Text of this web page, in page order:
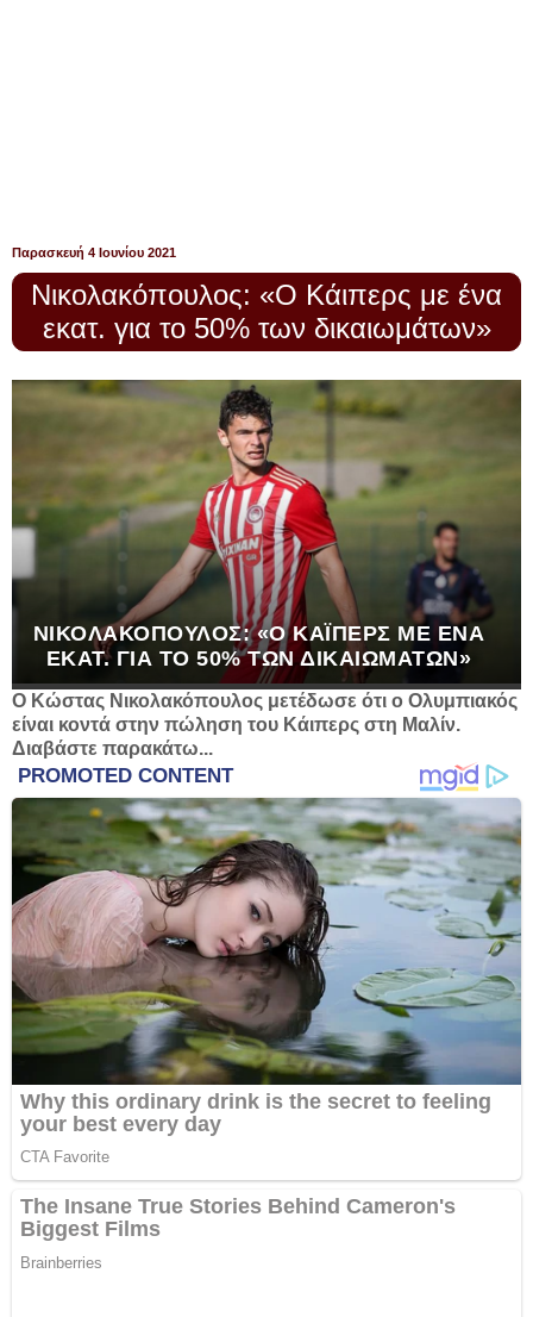
Παρασκευή 4 Ιουνίου 2021
Νικολακόπουλος: «Ο Κάιπερς με ένα
εκατ. για το 50% των δικαιωμάτων»
ΝΙΚΟΛΑΚΌΠΟΥΛΟΣ: «Ο ΚΆΙΠΕΡΣ ΜΕ ΈΝΑ
ΕΚΑΤ. ΓΙΑ ΤΟ 50% ΤΩΝ ΔΙΚΑΙΩΜΆΤΩΝ»
Ο Κώστας Νικολακόπουλος μετέδωσε ότι ο Ολυμπιακός
είναι κοντά στην πώληση του Κάιπερς στη Μαλίν.
Διαβάστε παρακάτω...